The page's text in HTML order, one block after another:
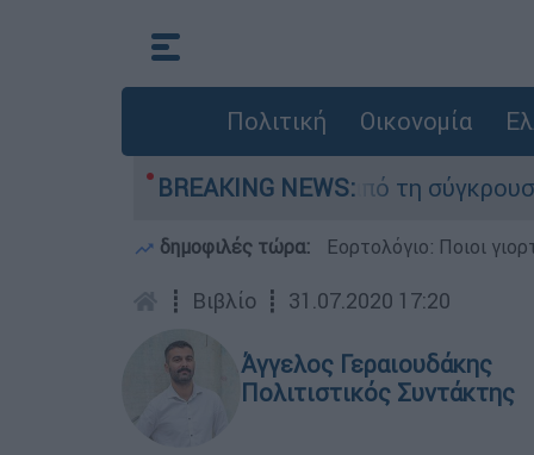
Πολιτική Οικονομία
BREAKING NEWS:
δύο τραυματίες από τη σύγκρουση των
δημοφιλές τώρα: Εορτολόγιο: Ποιοι
┋ Βιβλίο ┋ 31.07.2020 17:20
Άγγελος Γεραιουδάκης
Πολιτιστικός Συντάκτης